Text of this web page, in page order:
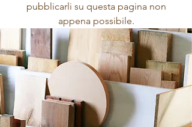
pubblicarli su questa pagina non
appena possibile.